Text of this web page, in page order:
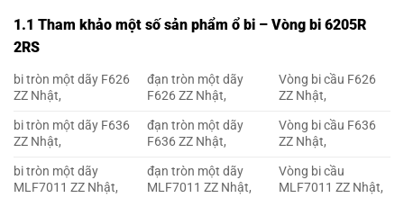
1.1 Tham khảo một số sản phẩm ổ bi – Vòng bi 6205R
2RS
bi tròn một dãy F626
ZZ Nhật,
đạn tròn một dãy
F626 ZZ Nhật,
Vòng bi cầu F626
ZZ Nhật,
bi tròn một dãy F636
ZZ Nhật,
đạn tròn một dãy
F636 ZZ Nhật,
Vòng bi cầu F636
ZZ Nhật,
bi tròn một dãy
MLF7011 ZZ Nhật,
đạn tròn một dãy
MLF7011 ZZ Nhật,
Vòng bi cầu
MLF7011 ZZ Nhật,